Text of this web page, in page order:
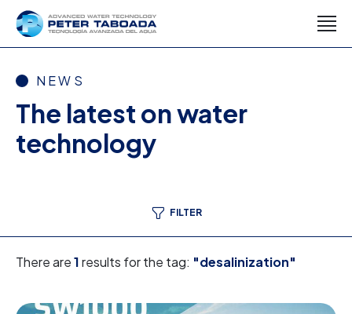
NEWS
The latest on water
technology
FILTER
There are1results for the tag: "desalinization"